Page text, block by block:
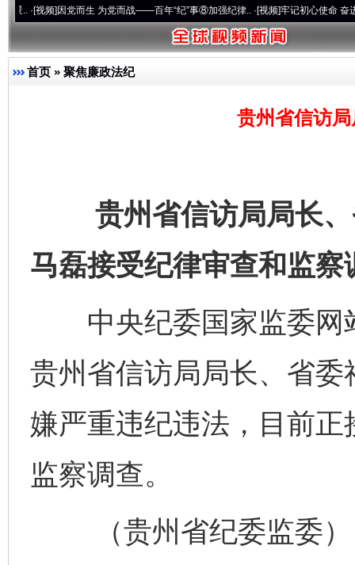
因党而生 为党而战——百年“纪”事⑧加强纪律..·[视频]牢记初心使命 奋进复兴征程
首页 » 聚焦廉政法纪
贵州省信访
贵州省信访局局长、
马磊接受纪律审查和监察
中央纪委国家监委网
贵州省信访局局长、省
嫌严重违纪违法，目前
监察调查。
（贵州省纪委监委）